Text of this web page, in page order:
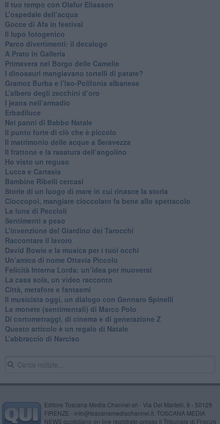
​Il tuo tempo con Olafur Eliasson
​L’ospedale dell’acqua
​Gocce di Afa in festival
​Il lupo fotogenico
​Parco divertimenti: il decalogo
​A Prato in Galleria
​Primavera nel Borgo delle Camelie
I dinosauri mangiavano tortelli di patate?
​Gramoz Burba e l’Iso-Polifonia albanese
L’albero degli zecchini d’oro
​I jeans nell’armadio
Erbadiluce
Nei panni di Babbo Natale
​Il punto forte di ciò che è piccolo
​Il matrimonio delle acque a Seravezza
​Il frattone e la rasatura dell’angolino
​Ho visto un reguso
Lucca e Cartasia
Bambine Ribelli cercasi
Storie di un luogo di mare in cui rinasce la storia
Cioccopoi, mangiare cioccolato fa bene allo spettacolo
​Le lune di Peccioli
​Sentimenti a peso
​L’invenzione del Giardino dei Tarocchi
​Raccontare il lavoro
David Bowie e la musica per i tuoi occhi
Un’amica di nome Ottavia Piccolo
​Felicità Interna Lorda: un’idea per muoversi
​La casa sola, un video racconto
​Città, metafore e fantasmi
Il musicista oggi, un dialogo con Gennaro Spinelli
Le monete (sentimentali) di Marco Polo
​Di cortometraggi, di cinema e di generazione Z
​Questo articolo è un regalo di Natale
L’abbraccio di Narciso
Editore Toscana Media Channel srl - Via Dei Martelli, 8 - 50129
FIRENZE - info@toscanamediachannel.it. TOSCANA MEDIA
NEWS quotidiano on line registrato presso il Tribunale di Firenze